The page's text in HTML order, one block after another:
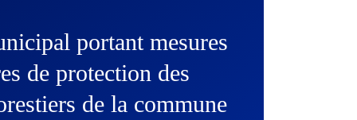
portant mesures
de protection des
de la commune